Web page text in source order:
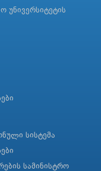
უნივერსიტეტის
სისტემა
სამინისტრო